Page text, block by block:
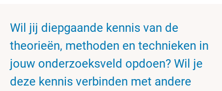
Wil jij diepgaande kennis van de
theorieën, methoden en technieken in
jouw onderzoeksveld opdoen? Wil je
deze kennis verbinden met andere